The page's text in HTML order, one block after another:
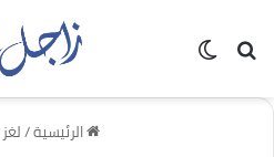
بحث عن
الرئيسية/